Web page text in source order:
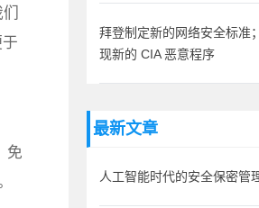
免
拜登制定新的网络安全标准
现新的 CIA 恶意程序
最新文章
人工智能时代的安全保密管